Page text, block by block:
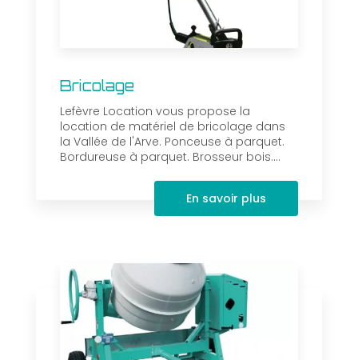
Bricolage
Lefèvre Location vous propose la
location de matériel de bricolage dans
la Vallée de l'Arve. Ponceuse à parquet.
Bordureuse à parquet. Brosseur bois....
En savoir plus